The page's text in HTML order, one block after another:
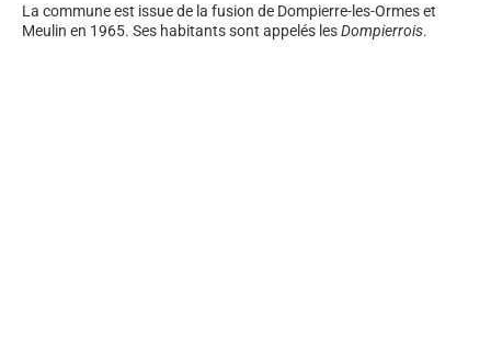
La commune est issue de la fusion de Dompierre-les-Ormes et
Meulin en 1965. Ses habitants sont appelés lesDompierrois.